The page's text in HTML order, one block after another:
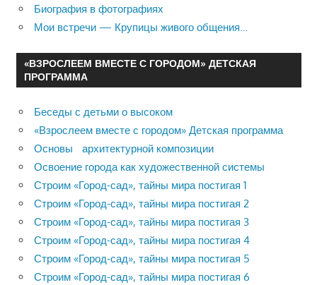
Биография в фотографиях
Мои встречи — Крупицы живого общения…
«ВЗРОСЛЕЕМ ВМЕСТЕ С ГОРОДОМ» ДЕТСКАЯ
ПРОГРАММА
Беседы с детьми о высоком
«Взрослеем вместе с городом» Детская программа
Основы архитектурной композиции
Освоение города как художественной системы
Строим «Город-сад», тайны мира постигая 1
Строим «Город-сад», тайны мира постигая 2
Строим «Город-сад», тайны мира постигая 3
Строим «Город-сад», тайны мира постигая 4
Строим «Город-сад», тайны мира постигая 5
Строим «Город-сад», тайны мира постигая 6